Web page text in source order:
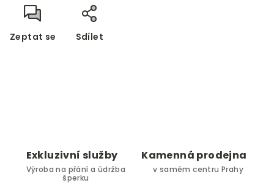
Zeptat se Sdílet
Exkluzivní služby
Výroba na přání a údržba
šperku
Kamenná prodejna
v samém centru Prahy